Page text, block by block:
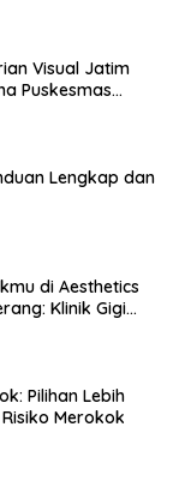
Visual Jatim
Puskesmas
Lengkap dan
di Aesthetics
Klinik Gigi
Pilihan Lebih
Merokok